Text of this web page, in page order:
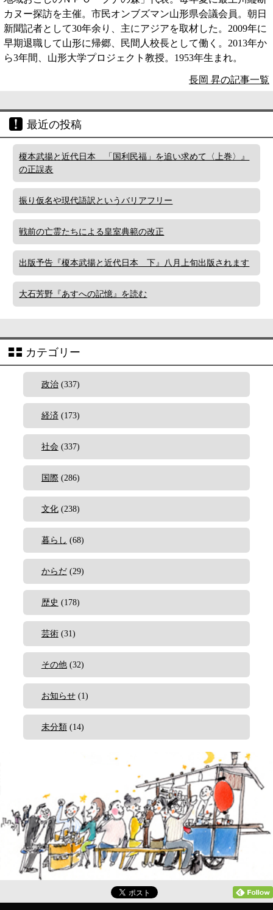
カヌー探訪を主催。市民オンブズマン山形県会議会員。朝日
新聞記者として30年余り、主にアジアを取材した。2009年に
早期退職して山形に帰郷、民間人校長として働く。2013年か
ら3年間、山形大学プロジェクト教授。1953年生まれ。
長岡 昇の記事一覧
最近の投稿
榎本武揚と近代日本 「国利民福」を追い求めて〈上巻〉』
の正誤表
振り仮名や現代語訳というバリアフリー
戦前の亡霊たちによる皇室典範の改正
出版予告『榎本武揚と近代日本 下』八月上旬出版されます
大石芳野『あすへの記憶』を読む
カテゴリー
政治(337)
経済(173)
社会(337)
国際 (286)
文化(238)
暮らし (68)
からだ(29)
歴史 (178)
芸術(31)
その他(32)
お知らせ(1)
未分類(14)